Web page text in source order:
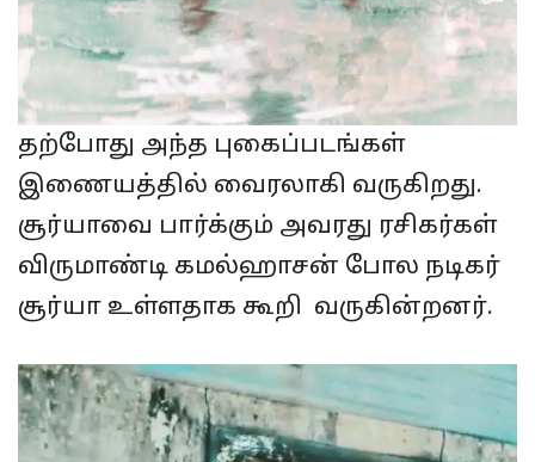
தற்போது அந்த புகைப்படங்கள்
இணையத்தில் வைரலாகி வருகிறது.
சூர்யாவை பார்க்கும் அவரது ரசிகர்கள்
விருமாண்டி கமல்ஹாசன் போல நடிகர்
சூர்யா உள்ளதாக கூறி வருகின்றனர்.